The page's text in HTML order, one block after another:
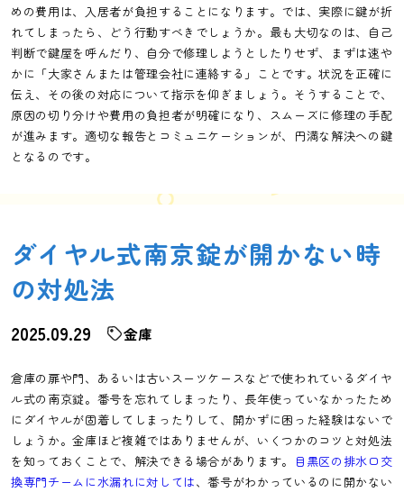
めの費用は、入居者が負担することになります。では、実際に鍵が折
れてしまったら、どう行動すべきでしょうか。最も大切なのは、自己
判断で鍵屋を呼んだり、自分で修理しようとしたりせず、まずは速や
かに「大家さんまたは管理会社に連絡する」ことです。状況を正確に
伝え、その後の対応について指示を仰ぎましょう。そうすることで、
原因の切り分けや費用の負担者が明確になり、スムーズに修理の手配
が進みます。適切な報告とコミュニケーションが、円満な解決への鍵
となるのです。
ダイヤル式南京錠が開かない時
の対処法
2025.09.29 金庫
倉庫の扉や門、あるいは古いスーツケースなどで使われているダイヤ
ル式の南京錠。番号を忘れてしまったり、長年使っていなかったため
にダイヤルが固着してしまったりして、開かずに困った経験はないで
しょうか。金庫ほど複雑ではありませんが、いくつかのコツと対処法
を知っておくことで、解決できる場合があります。
目黒区の排水口交
換専門チームに水漏れに対しては、番号がわかっているのに開かない